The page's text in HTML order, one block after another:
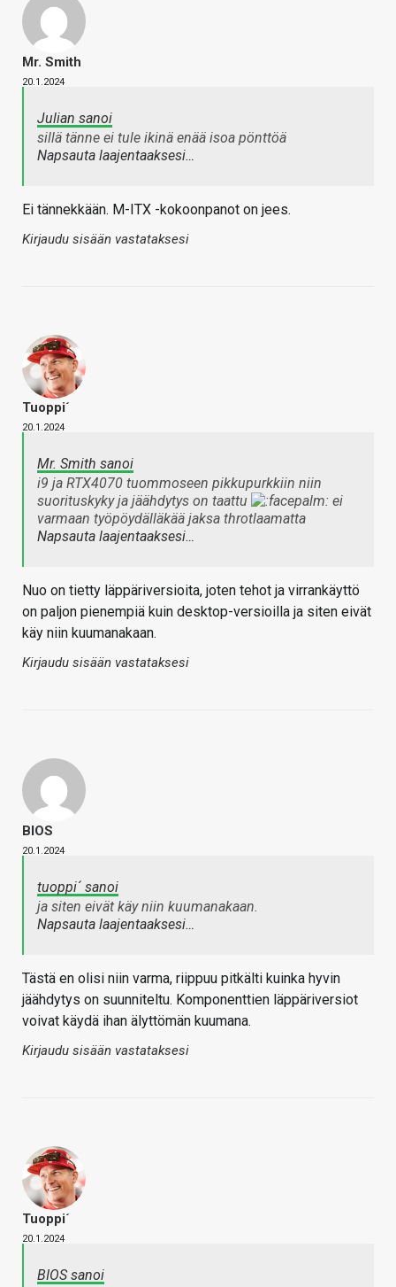
Mr. Smith
20.1.2024
Julian sanoi
sillä tänne ei tule ikinä enää isoa pönttöä
Napsauta laajentaaksesi…
Ei tännekkään. M-ITX -kokoonpanot on jees.
Kirjaudu sisään vastataksesi
Tuoppi´
20.1.2024
Mr. Smith sanoi
i9 ja RTX4070 tuommoseen pikkupurkkiin niin
suorituskyky ja jäähdytys on taattu
ei
varmaan työpöydälläkää jaksa throtlaamatta
Napsauta laajentaaksesi…
Nuo on tietty läppäriversioita, joten tehot ja virrankäyttö
on paljon pienempiä kuin desktop-versioilla ja siten eivät
käy niin kuumanakaan.
Kirjaudu sisään vastataksesi
BIOS
20.1.2024
tuoppi´ sanoi
ja siten eivät käy niin kuumanakaan.
Napsauta laajentaaksesi…
Tästä en olisi niin varma, riippuu pitkälti kuinka hyvin
jäähdytys on suunniteltu. Komponenttien läppäriversiot
voivat käydä ihan älyttömän kuumana.
Kirjaudu sisään vastataksesi
Tuoppi´
20.1.2024
BIOS sanoi